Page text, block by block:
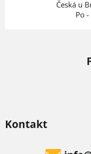
Kontakt
Česká u
Po